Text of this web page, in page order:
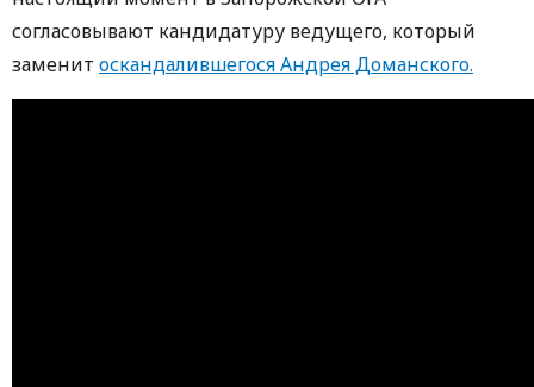
согласовывают кандидатуру ведущего, который
заменит оскандалившегося Андрея Доманского.